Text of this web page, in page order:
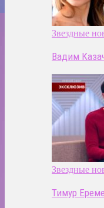
Звездные
Вадим
Звездные
Тимур